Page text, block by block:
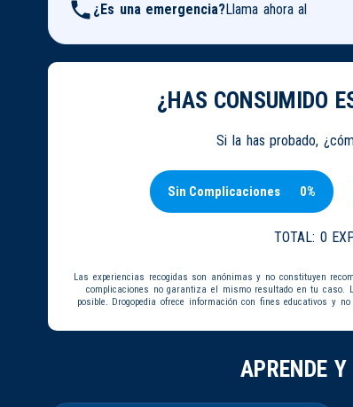
¿Es una emergencia?Llama ahora al
¿HAS CONSUMIDO
Si la has probado,
Sin Complicaciones 0%
TOTAL: 0
Las experiencias recogidas son anónimas y no constituyen
complicaciones no garantiza el mismo resultado en tu
posible. Drogopedia ofrece información con fines educativos y
APRENDE